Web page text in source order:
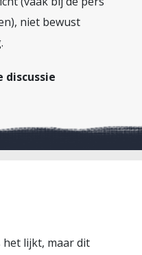
niet bewust
discussie
het lijkt, maar dit